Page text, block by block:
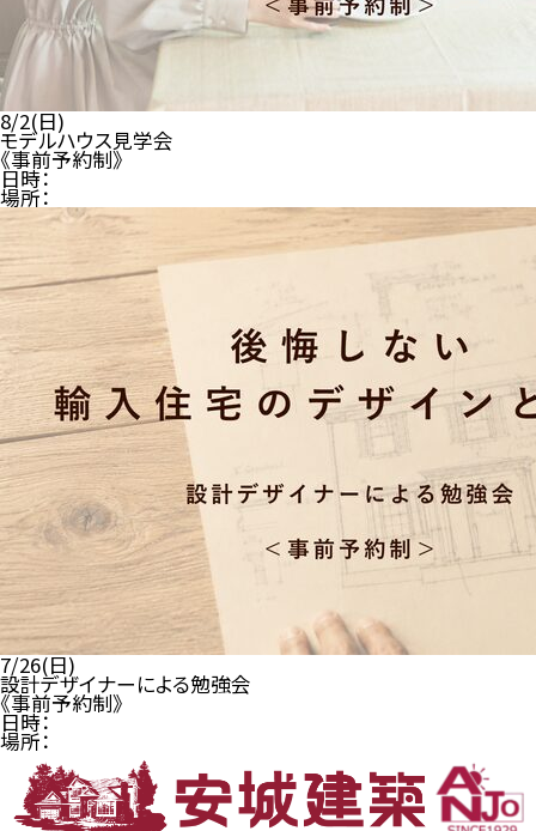
8/2(日)
モデルハウス見学会
《事前予約制》
日時：
場所：
7/26(日)
設計デザイナーによる勉強会
《事前予約制》
日時：
場所：